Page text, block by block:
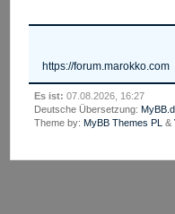
https://forum.marokko.com
Es ist: 07.08.2026, 16:27
Deutsche Übersetzung:
Theme by:MyBB Themes PL &